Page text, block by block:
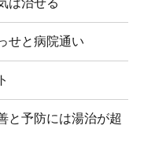
せと病院通い
と予防には湯治が超